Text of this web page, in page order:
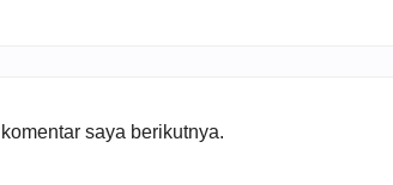
saya berikutnya.